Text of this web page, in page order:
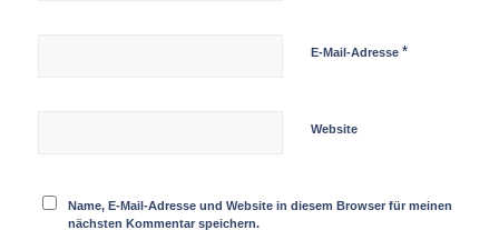
E-Mail-Adresse *
Website
Name, E-Mail-Adresse und Website in diesem Browser für meinen
nächsten Kommentar speichern.